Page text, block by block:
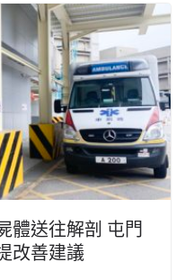
體送往解剖 屯門
改善建議